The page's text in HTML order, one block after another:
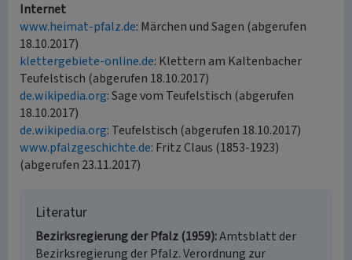
Internet
www.heimat-pfalz.de: Märchen und Sagen (abgerufen
18.10.2017)
klettergebiete-online.de: Klettern am Kaltenbacher
Teufelstisch (abgerufen 18.10.2017)
de.wikipedia.org: Sage vom Teufelstisch (abgerufen
18.10.2017)
de.wikipedia.org: Teufelstisch (abgerufen 18.10.2017)
www.pfalzgeschichte.de: Fritz Claus (1853-1923)
(abgerufen 23.11.2017)
Literatur
Bezirksregierung der Pfalz (1959) Amtsblatt der
Bezirksregierung der Pfalz. Verordnung zur